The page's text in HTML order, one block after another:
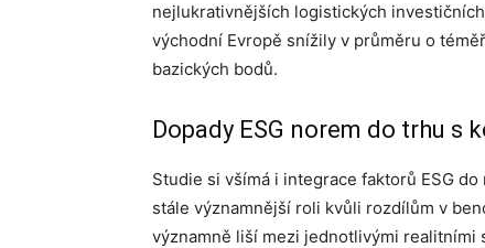
nejlukrativnějších logistických
východní Evropě snížily v průměru o
bazických bodů.
Dopady ESG norem do trhu
Studie si všímá i integrace faktorů ESG
stále významnější roli kvůli rozdílům v
významně liší mezi jednotlivými realitními